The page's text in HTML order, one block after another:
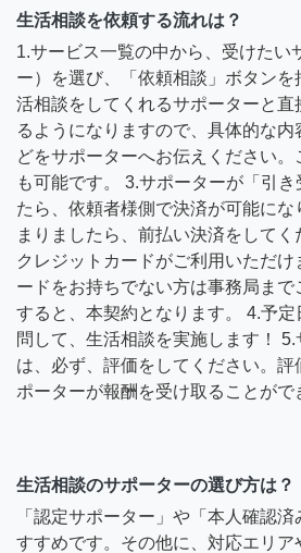
生活相談を依頼する流れは？
1.サービス一覧の中から、受けたい
ー）を選び、「依頼相談」ボタンを
活相談をしてくれるサポーターと直
るようになりますので、具体的な
どをサポーターへお伝えください
も可能です。 3.サポーターが「引
たら、依頼者様側で決済が可能に
まりましたら、前払い決済をしてく
クレジットカードがご利用いただけ
ードをお持ちでない方は事務局まで
すると、本契約となります。 4.予
問して、生活相談を実施します！
は、必ず、評価をしてください。
ポーターが報酬を受け取ることがで
生活相談のサポーターの選び方は？
「認定サポーター」や「本人確認
すすめです。その他に、対応エリア